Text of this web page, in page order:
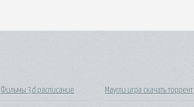
Фильмы 3d расписание Маугли игра скачать торрент